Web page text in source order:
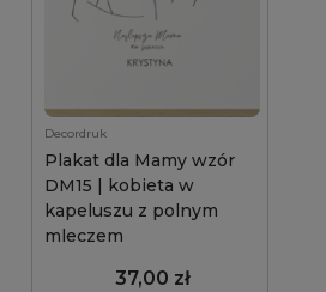
Decordruk
Plakat dla Mamy wzór
DM15 | kobieta w
kapeluszu z polnym
mleczem
37,00 zł